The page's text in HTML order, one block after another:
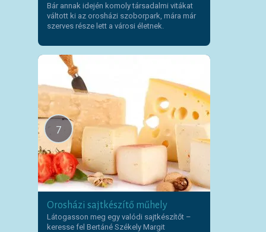
Bár annak idején komoly társadalmi vitákat
váltott ki az orosházi szoborpark, mára már
szerves része lett a városi életnek.
7
Orosházi sajtkészítő műhely
Látogasson meg egy valódi sajtkészítőt –
keresse fel Bertáné Székely Margit